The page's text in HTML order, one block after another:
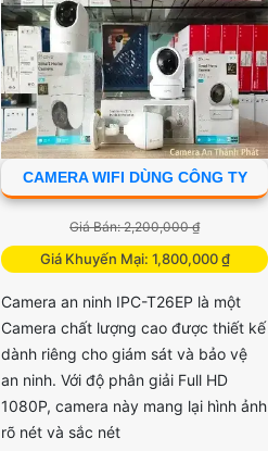
CAMERA WIFI DÙNG CÔNG TY
Giá Bán: 2,200,000 ₫
Giá Khuyến Mại: 1,800,000 ₫
Camera an ninh IPC-T26EP là một
Camera chất lượng cao được thiết kế
dành riêng cho giám sát và bảo vệ
an ninh. Với độ phân giải Full HD
1080P, camera này mang lại hình ảnh
rõ nét và sắc nét